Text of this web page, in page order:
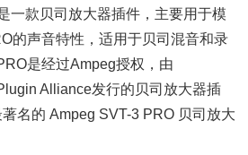
一款贝司放大器插件，主要用于模
的声音特性，适用于贝司混音和录
是经过Ampeg授权，由
Alliance发行的贝司放大器插
名的 Ampeg SVT-3 PRO 贝司放大